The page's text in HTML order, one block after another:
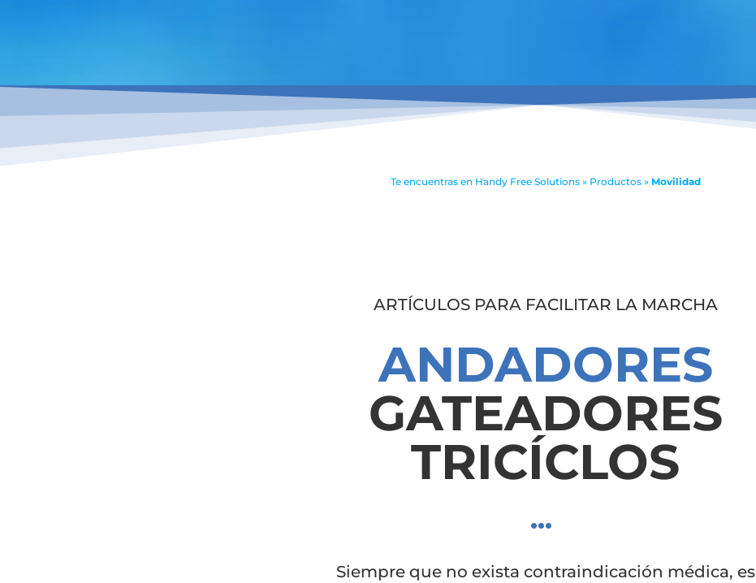
Te encuentras en Handy Free Solutions » Productos » Movilidad
ARTÍCULOS PARA FACILITAR LA MARCHA
ANDADORES
GATEADORES
TRICÍCLOS
Siempre que no exista contraindicación médica, es